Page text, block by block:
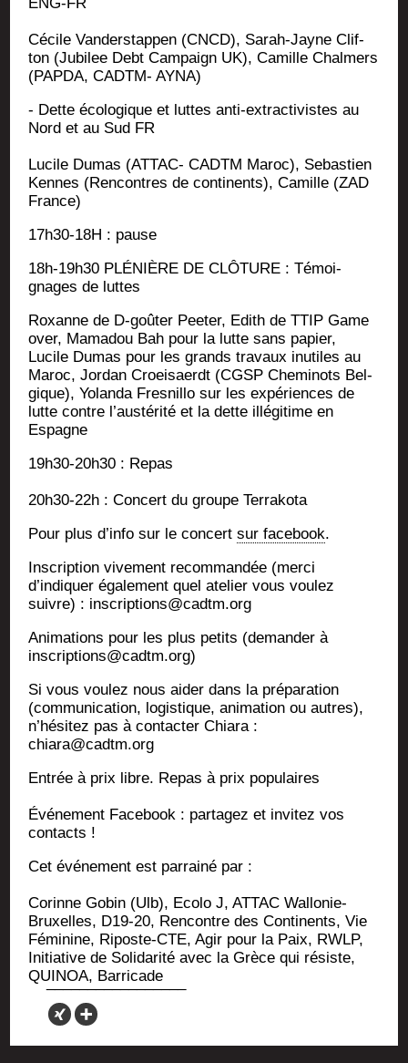
Cécile Van­ders­tap­pen (CNCD), Sarah-Jayne Clif­
ton (Jubi­lee Debt Cam­pai­gn UK), Camille Chal­mers
(PAPDA, CADTM- AYNA)
- Dette éco­lo­gique et luttes anti-extrac­ti­vistes au
Nord et au Sud FR
Lucile Dumas (ATTAC- CADTM Maroc), Sebas­tien
Kennes (Ren­contres de conti­nents), Camille (ZAD
France)
17h30-18H : pause
18h-19h30 PLÉNIÈRE DE CLÔTURE : Témoi­
gnages de luttes
Roxanne de D‑goûter Pee­ter, Edith de TTIP Game
over, Mama­dou Bah pour la lutte sans papier,
Lucile Dumas pour les grands tra­vaux inutiles au
Maroc, Jor­dan Croei­saerdt (CGSP Che­mi­nots Bel­
gique), Yolan­da Fres­nillo sur les expé­riences de
lutte contre l’austérité et la dette illé­gi­time en
Espagne
19h30-20h30 : Repas
20h30-22h : Concert du groupe Terrakota
Pour plus d’info sur le concertsur face­book.
Ins­crip­tion vive­ment recom­man­dée (mer­ci
d’indiquer éga­le­ment quel ate­lier vous vou­lez
suivre) : inscriptions@cadtm.org
Ani­ma­tions pour les plus petits (deman­der à
inscriptions@cadtm.org)
Si vous vou­lez nous aider dans la pré­pa­ra­tion
(com­mu­ni­ca­tion, logis­tique, ani­ma­tion ou autres),
n’hésitez pas à contac­ter Chia­ra :
chiara@cadtm.org
Entrée à prix libre. Repas à prix populaires
Évé­ne­ment Face­book : par­ta­gez et invi­tez vos
contacts !
Cet évé­ne­ment est par­rai­né par :
Corinne Gobin (Ulb), Eco­lo J, ATTAC Wal­lo­nie-
Bruxelles, D19-20, Ren­contre des Conti­nents, Vie
Fémi­nine, Riposte-CTE, Agir pour la Paix, RWLP,
Ini­tia­tive de Soli­da­ri­té avec la Grèce qui résiste,
QUINOA, Barricade